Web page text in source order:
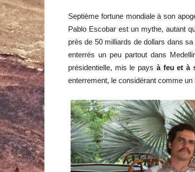
Septième fortune mondiale à son
Pablo Escobar est un mythe, autant
près de 50 milliards de dollars dans
enterrés un peu partout dans
présidentielle, mis le pays à feu et à
enterrement, le considérant comme